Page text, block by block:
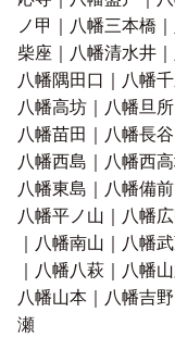
ノ甲｜八幡三本橋
柴座｜八幡清水井
八幡隅田口｜八幡
八幡高坊｜八幡旦
八幡苗田｜八幡長
八幡西島｜八幡西
八幡東島｜八幡備
八幡平ノ山｜八幡
｜八幡南山｜八幡
｜八幡八萩｜八幡
八幡山本｜八幡吉
瀬